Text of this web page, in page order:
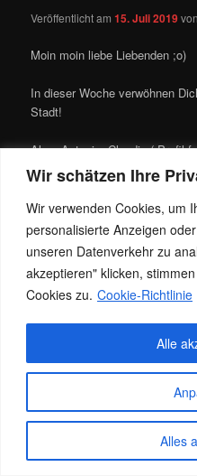
Wir schätzen Ihre
Wir verwenden Cookies, um
personalisierte Anzeigen
unseren Datenverkehr zu
akzeptieren" klicken,
Cookies zu. Cookie-Richtlinie
Alles
Alle
Veröffentlicht am15. Juli 2019von
Moin moin liebe Liebenden ;o)
In dieser Woche verwöhnen
Stadt!
Alex, Antonia, Claudia ( Profil
Lilly, Melissa, Rocio, Sara &
Bitte beachtet das Wir nie alle
Tagesaktuelle Erreichbarkeit
Dieser Eintrag wurde vonJacky
ein Lesezeichen für denPermalink
Datenschutz Stolz